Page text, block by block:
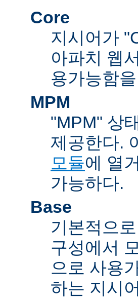
Core
지시어가
아파치 웹
용가능함
MPM
"MPM" 상
제공한다.
모듈에 열
가능하다.
Base
기본적으
구성에서
으로 사용
하는 지시